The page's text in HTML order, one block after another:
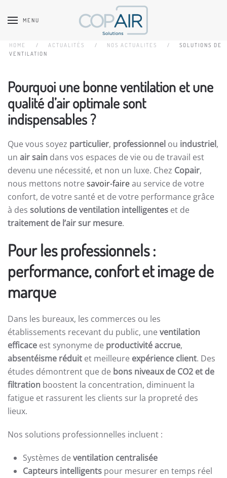
Accéder au contenu principal
MENU
HOME ACTUALITÉS NOS ACTUALITES
SOLUTIONS DE
VENTILATION
Pourquoi une bonne ventilation et une
qualité d’air optimale sont
indispensables ?
Que vous soyez particulier, professionnel ou industriel,
un air sain dans vos espaces de vie ou de travail est
devenu une nécessité, et non un luxe. Chez Copair,
nous mettons notre savoir-faireau service de votre
confort, de votre santé et de votre performance grâce
à des solutions de ventilation intelligentes et de
traitement de l’air sur mesure.
Pour les professionnels :
performance, confort et image de
marque
Dans les bureaux, les commerces ou les
établissements recevant du public, une ventilation
efficace est synonyme de productivité accrue,
absentéisme réduit et meilleure expérience client. Des
études démontrent que de bons niveaux de CO2 et de
filtration boostent la concentration, diminuent la
fatigue et rassurent les clients sur la propreté des
lieux.
Nos solutions professionnelles incluent :
Systèmes de ventilation centralisée
Capteurs intelligents pour mesurer en temps réel